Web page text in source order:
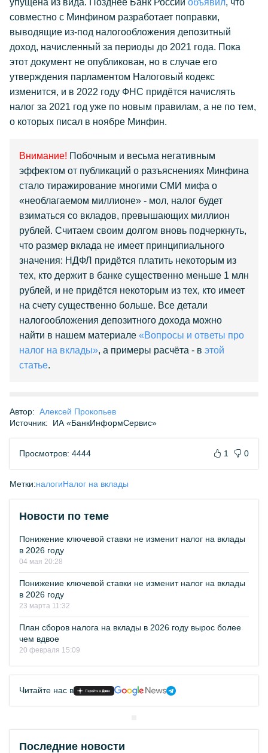
упущена из вида. Позднее Банк России объявил, что
совместно с Минфином разработает поправки,
выводящие из-под налогообложения депозитный
доход, начисленный за периоды до 2021 года. Пока
этот документ не опубликован, но в случае его
утверждения парламентом Налоговый кодекс
изменится, и в 2022 году ФНС придётся начислять
налог за 2021 год уже по новым правилам, а не по тем,
о которых писал в ноябре Минфин.
Внимание! Побочным и весьма негативным
эффектом от публикаций о разъяснениях Минфина
стало тиражирование многими СМИ мифа о
«необлагаемом миллионе» - мол, налог будет
взиматься со вкладов, превышающих миллион
рублей. Считаем своим долгом вновь подчеркнуть,
что размер вклада не имеет принципиального
значения: НДФЛ придётся платить некоторым из
тех, кто держит в банке существенно меньше 1 млн
рублей, и не придётся некоторым из тех, кто имеет
на счету существенно больше. Все детали
налогообложения депозитного дохода можно
найти в нашем материале «Вопросы и ответы про
налог на вклады», а примеры расчёта - в этой
статье.
Автор: Алексей Прокопьев
Источник:
ИА «БанкИнформСервис»
Просмотров: 4444 1 0
Метки:налогиНалог на вклады
Новости по теме
Понижение ключевой ставки не изменит налог на вклады
в 2026 году
04 мая 20:28
Понижение ключевой ставки не изменит налог на вклады
в 2026 году
23 марта 11:32
План сборов налога на вклады в 2026 году вырос более
чем вдвое
20 февраля 15:09
Читайте нас в
Последние новости